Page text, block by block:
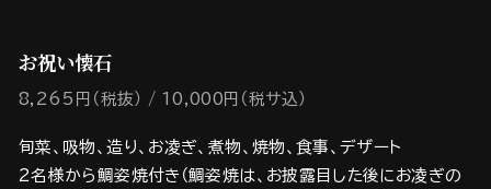
お祝い懐石
8,265円（税抜） 10,000円（税サ込）
旬菜、吸物、造り、お凌ぎ、煮物、焼物、食事、デザート
2名様から鯛姿焼付き（鯛姿焼は、お披露目した後にお凌ぎの